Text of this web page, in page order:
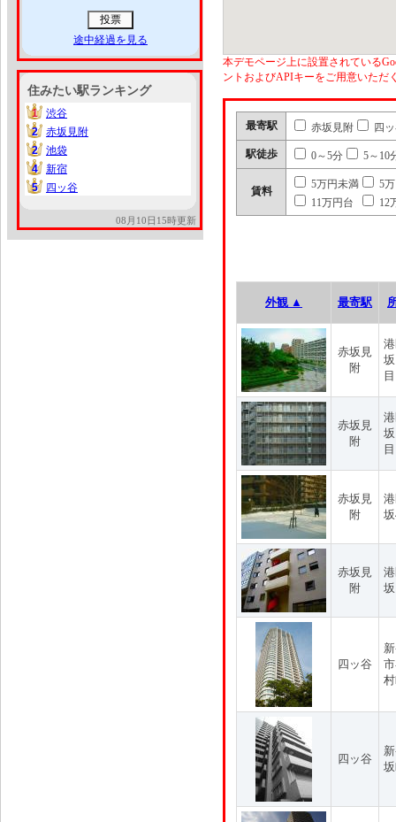
途中経過を見る
住みたい駅ランキング
1
1
渋谷
2
2
赤坂見附
2
2
池袋
4
4
新宿
5
5 四ッ谷
08月10日15時更新
本デモページ上に設置されている
ントおよびAPIキーをご用意いただ
最寄駅 赤坂見附 四
駅徒歩 0～5分 5～10
賃料
5万円未満
5
11万円台
12
外観 ▲ 最寄駅
赤坂見
附
目
赤坂見
附
目
赤坂見
附
赤坂見
附
四ッ谷
四ッ谷